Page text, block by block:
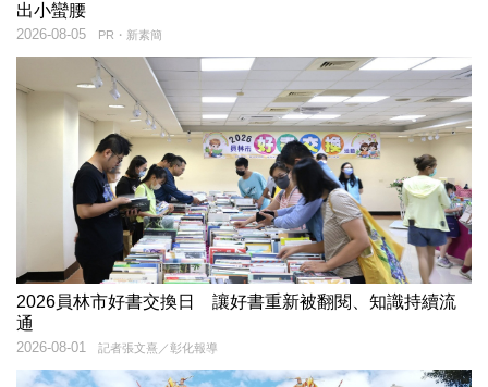
出小蠻腰
PR・新素簡
2026-08-05
2026員林市好書交換日 讓好書重新被翻閱、知識持續流
通
記者張文熹／彰化報導
2026-08-01